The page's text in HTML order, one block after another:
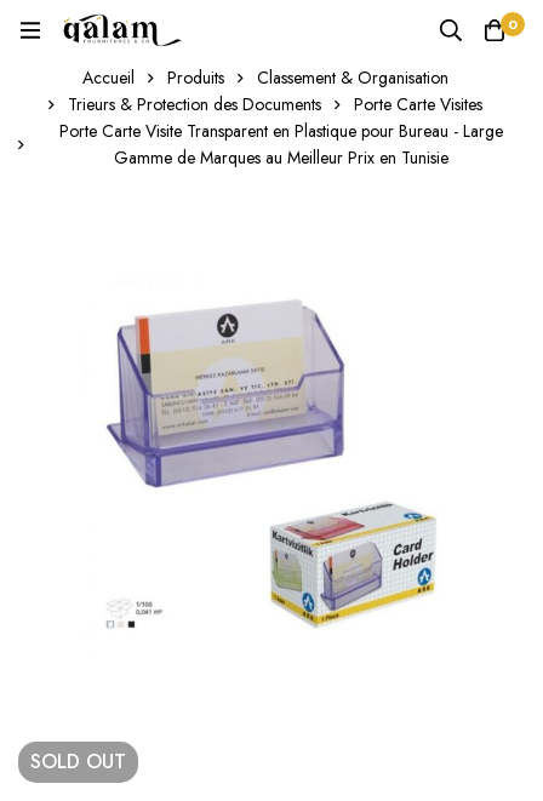
0
Accueil Produits
Classement & Organisation
Trieurs & Protection des Documents
Porte Carte Visites
Porte Carte Visite Transparent en Plastique pour Bureau - Large
Gamme de Marques au Meilleur Prix en Tunisie
SOLD OUT